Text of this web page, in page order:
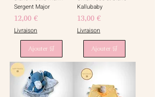
Sergent Major
Prix
12,00 €
Livraison
Ajouter 🛒
Kallubaby
Prix
13,00 €
Livraison
Ajouter 🛒